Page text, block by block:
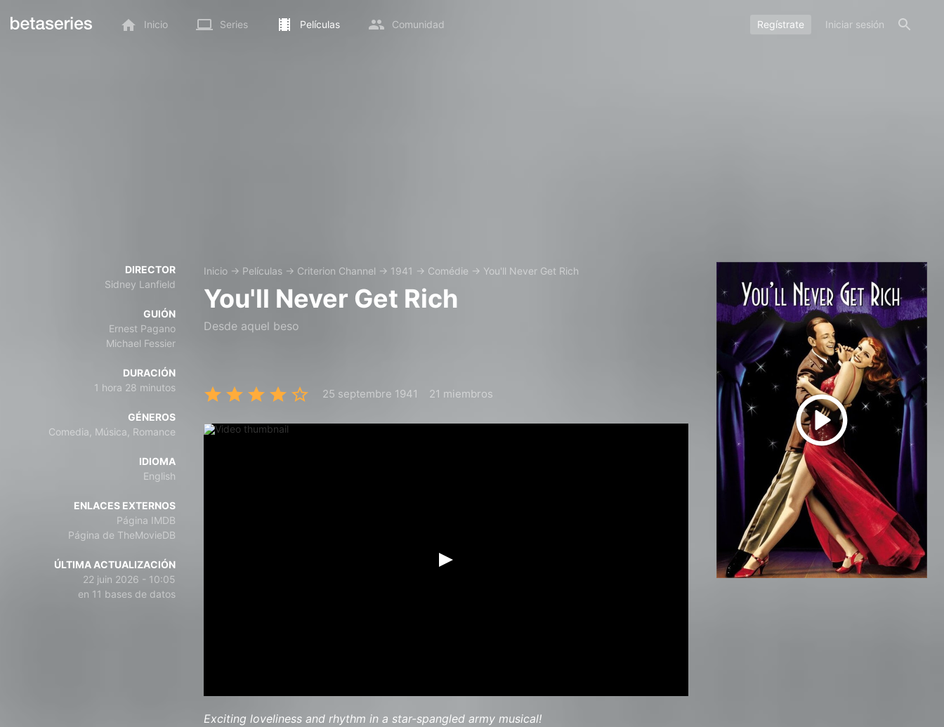
Inicio Series Películas Comunidad Regístrate Iniciar sesión
DIRECTOR
Sidney Lanfield
GUIÓN
Ernest Pagano
Michael Fessier
DURACIÓN
1 hora 28 minutos
GÉNEROS
Comedia, Música, Romance
IDIOMA
English
ENLACES EXTERNOS
Página IMDB
Página de TheMovieDB
ÚLTIMA ACTUALIZACIÓN
22 juin 2026 - 10:05
en 11 bases de datos
Inicio → Películas → Criterion Channel → 1941 → Comédie → You'll Never Get Rich
You'll Never Get Rich
Desde aquel beso
25 septembre 1941 21 miembros
Exciting loveliness and rhythm in a star-spangled army musical!